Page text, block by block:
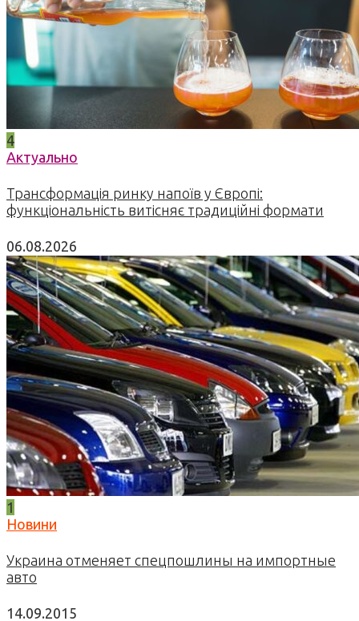
4
Актуально
Трансформація ринку напоїв у Європі:
функціональність витісняє традиційні формати
06.08.2026
1
Новини
Украина отменяет спецпошлины на импортные
авто
14.09.2015